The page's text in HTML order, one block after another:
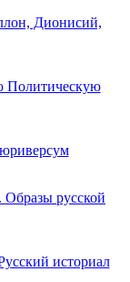
Дионисий,
Политическую
русской
историал